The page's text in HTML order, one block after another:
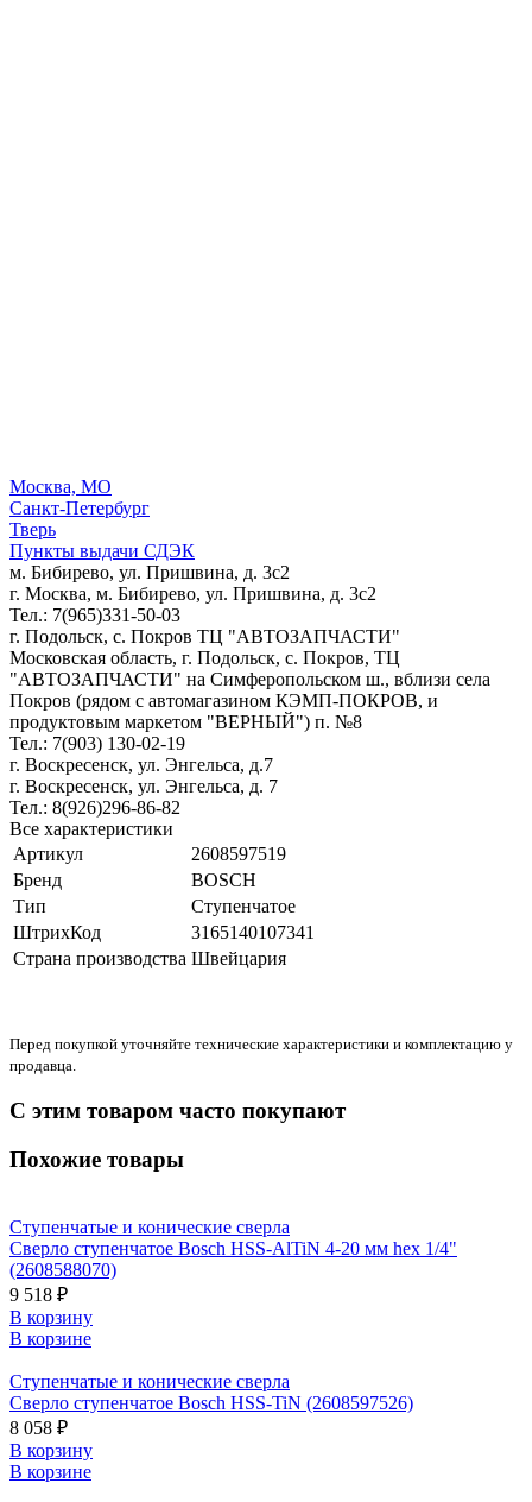
Москва, МО
Санкт-Петербург
Тверь
Пункты выдачи СДЭК
м. Бибирево, ул. Пришвина, д. 3с2
г. Москва, м. Бибирево, ул. Пришвина, д. 3с2
Тел.: 7(965)331-50-03
г. Подольск, c. Покров ТЦ "АВТОЗАПЧАСТИ"
Московская область, г. Подольск, c. Покров, ТЦ
"АВТОЗАПЧАСТИ" на Симферопольском ш., вблизи села
Покров (рядом с автомагазином КЭМП-ПОКРОВ, и
продуктовым маркетом "ВЕРНЫЙ") п. №8
Тел.: 7(903) 130-02-19
г. Воскресенск, ул. Энгельса, д.7
г. Воскресенск, ул. Энгельса, д. 7
Тел.: 8(926)296-86-82
Все характеристики
Артикул
2608597519
Бренд
BOSCH
Тип
Ступенчатое
ШтрихКод
3165140107341
Страна производства Швейцария
Перед покупкой уточняйте технические характеристики и комплектацию у
продавца.
С этим товаром часто покупают
Похожие товары
Ступенчатые и конические сверла
Сверло ступенчатое Bosch HSS-AlTiN 4-20 мм hex 1/4"
(2608588070)
9 518 ₽
В корзину
В корзине
Ступенчатые и конические сверла
Сверло ступенчатое Bosch HSS-TiN (2608597526)
8 058 ₽
В корзину
В корзине